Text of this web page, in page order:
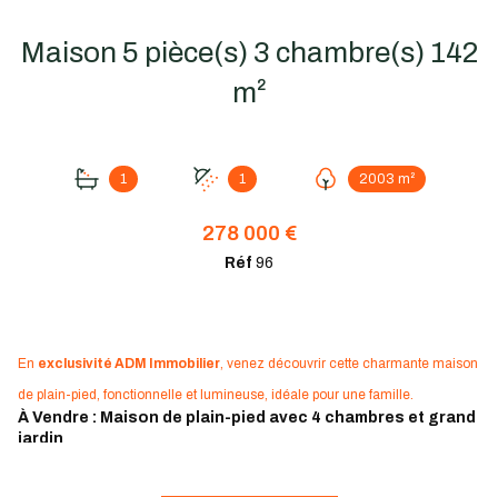
Maison 5 pièce(s) 3 chambre(s) 142
m²
1 1 2003 m²
278 000 €
Réf 96
En exclusivité ADM Immobilier, venez découvrir cette charmante maison
de plain-pied, fonctionnelle et lumineuse, idéale pour une famille.
À Vendre : Maison de plain-pied avec 4 chambres et grand
jardin